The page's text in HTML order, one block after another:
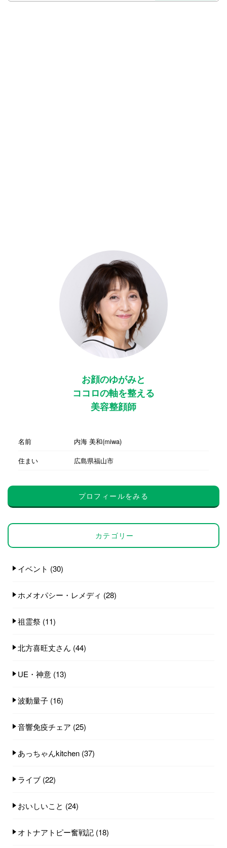
お顔のゆがみと
ココロの軸を整える
美容整顔師
名前
内海 美和(miwa)
住まい
広島県福山市
プロフィールをみる
カテゴリー
イベント (30)
ホメオパシー・レメディ (28)
祖霊祭 (11)
北方喜旺丈さん (44)
UE・神意 (13)
波動量子 (16)
音響免疫チェア (25)
あっちゃんkitchen (37)
ライブ (22)
おいしいこと (24)
オトナアトピー奮戦記 (18)